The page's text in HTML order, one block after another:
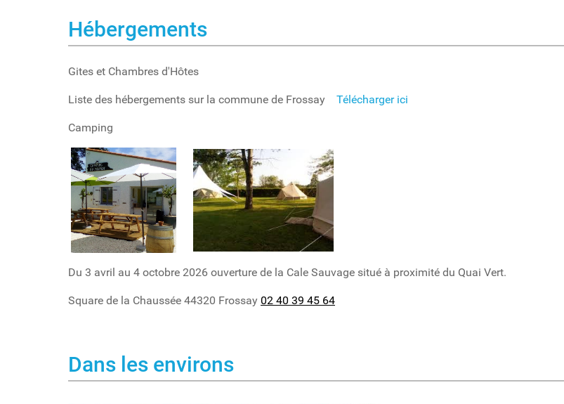
Hébergements
Gites et Chambres d'Hôtes
Liste des hébergements sur la commune de Frossay Télécharger ici
Camping
Du 3 avril au 4 octobre 2026 ouverture de la Cale Sauvage situé à proximité du Quai Vert.
Square de la Chaussée 44320 Frossay 02 40 39 45 64
Dans les environs